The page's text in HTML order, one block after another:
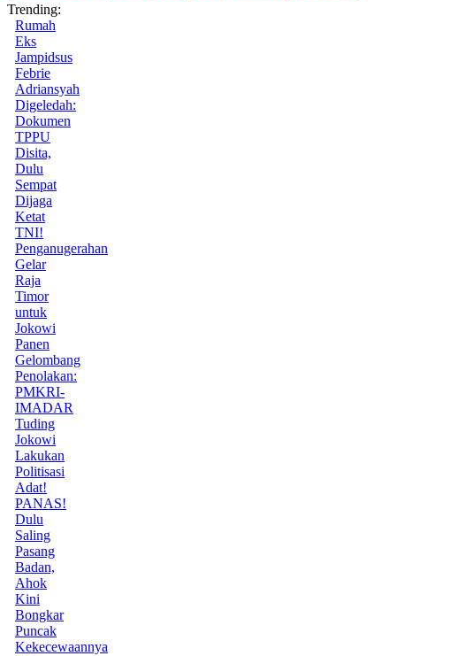
Trending:
Rumah
Eks
Jampidsus
Febrie
Adriansyah
Digeledah:
Dokumen
TPPU
Disita,
Dulu
Sempat
Dijaga
Ketat
TNI!
Penganugerahan
Gelar
Raja
Timor
untuk
Jokowi
Panen
Gelombang
Penolakan:
PMKRI-
IMADAR
Tuding
Jokowi
Lakukan
Politisasi
Adat!
PANAS!
Dulu
Saling
Pasang
Badan,
Ahok
Kini
Bongkar
Puncak
Kekecewaannya